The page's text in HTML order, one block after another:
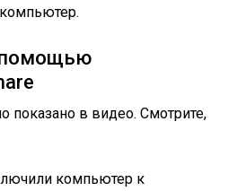
помощью
показано в видео. Смотрите,
компьютер к